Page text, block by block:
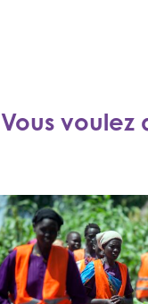
Vous voulez